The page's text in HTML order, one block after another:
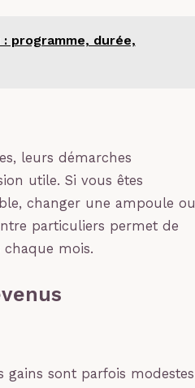
programme, durée,
leurs démarches
utile. Si vous êtes
changer une ampoule ou
particuliers permet de
chaque mois.
gains sont parfois modestes